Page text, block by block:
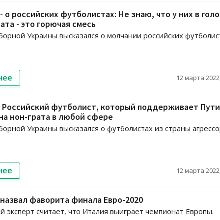
о российских футболистах: Не знаю, что у них в
- это горючая смесь
Украины высказался о молчании российских
12 марта
Российский футболист, который поддерживает
нон-грата в любой сфере
Украины высказался о футболистах из страны
12 марта
фаворита финала Евро-2020
эксперт считает, что Италия выиграет чемпионат Европы.